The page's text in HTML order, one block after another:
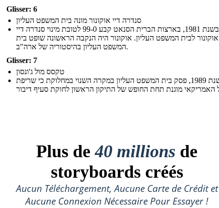
Glisser: 6
סנדרה דיי אוקונור מונה בית המשפט העליון
בשנת 1981, בארצות הברית הסנאט קבע 99-0 לטובת מינוי סנדרה דיי
אוקונור לבית המשפט העליון. אוקונור היה הנקבה הראשונה שופט בית
המשפט העליון בהיסטוריה של ארה"ב.
Glisser: 7
טקסס מול ג'ונסון
בשנת 1989, פסק בית המשפט העליון במקרה השנוי במחלוקת כי שריפת
Plus de40 millions de
storyboards créés
Aucun Téléchargement, Aucune Carte de Crédit et
Aucune Connexion Nécessaire Pour Essayer !